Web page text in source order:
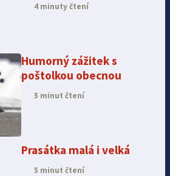
4 minuty čtení
Humorný zážitek s
poštolkou obecnou
5 minut čtení
Prasátka malá i velká
5 minut čtení